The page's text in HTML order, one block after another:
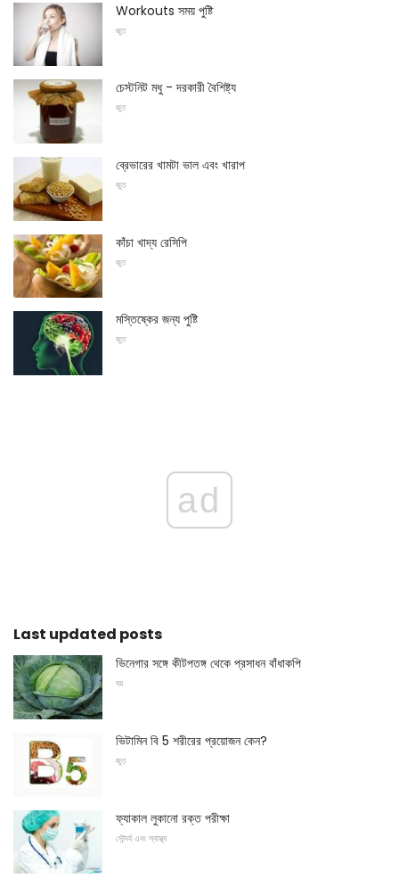
Workouts সময় পুষ্টি
জুত
চেস্টনিট মধু - দরকারী বৈশিষ্ট্য
জুত
ব্রেভারের খামটা ভাল এবং খারাপ
জুত
কাঁচা খাদ্য রেসিপি
জুত
মস্তিষ্কের জন্য পুষ্টি
জুত
ad
Last updated posts
ভিনেগার সঙ্গে কীটপতঙ্গ থেকে প্রসাধন বাঁধাকপি
ঘর
ভিটামিন বি 5 শরীরের প্রয়োজন কেন?
জুত
ফ্যাকাল লুকানো রক্ত ​​পরীক্ষা
সৌন্দর্য এবং স্বাস্থ্য